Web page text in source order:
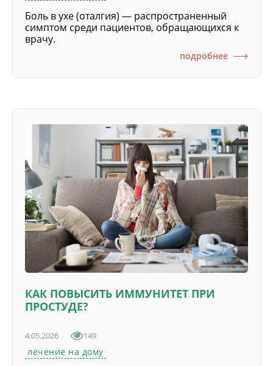
Боль в ухе (оталгия) — распространенный
симптом среди пациентов, обращающихся к
врачу.
подробнее
КАК ПОВЫСИТЬ ИММУНИТЕТ ПРИ
ПРОСТУДЕ?
4.05.2026 149
лечение на дому